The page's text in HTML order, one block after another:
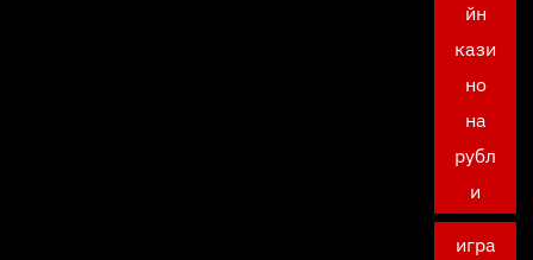
йн
кази
но
на
рубл
и
игра